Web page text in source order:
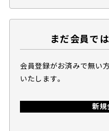
まだ会員で
会員登録がお済みで無い
いたします。
新規